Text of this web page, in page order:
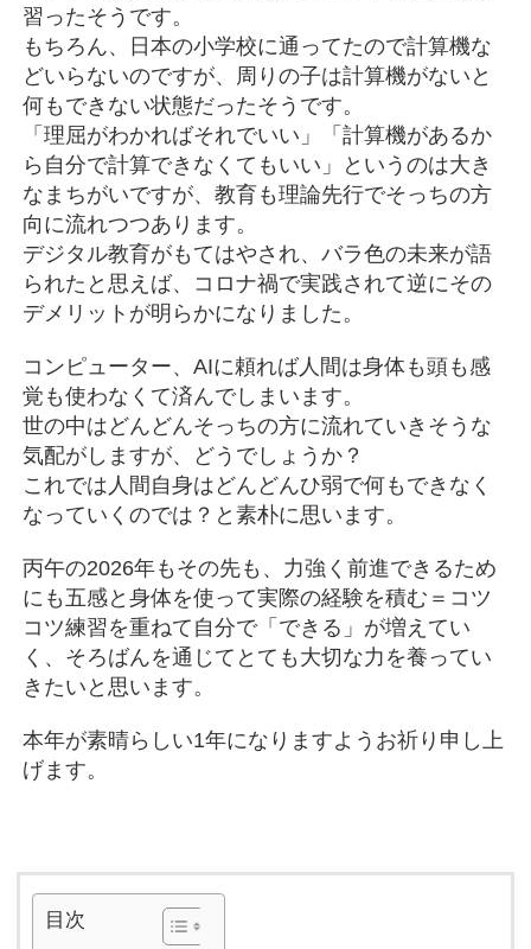
習ったそうです。
もちろん、日本の小学校に通ってたので計算機な
どいらないのですが、周りの子は計算機がないと
何もできない状態だったそうです。
「理屈がわかればそれでいい」「計算機があるか
ら自分で計算できなくてもいい」というのは大き
なまちがいですが、教育も理論先行でそっちの方
向に流れつつあります。
デジタル教育がもてはやされ、バラ色の未来が語
られたと思えば、コロナ禍で実践されて逆にその
デメリットが明らかになりました。
コンピューター、AIに頼れば人間は身体も頭も感
覚も使わなくて済んでしまいます。
世の中はどんどんそっちの方に流れていきそうな
気配がしますが、どうでしょうか？
これでは人間自身はどんどんひ弱で何もできなく
なっていくのでは？と素朴に思います。
丙午の2026年もその先も、力強く前進できるため
にも五感と身体を使って実際の経験を積む＝コツ
コツ練習を重ねて自分で「できる」が増えてい
く、そろばんを通じてとても大切な力を養ってい
きたいと思います。
本年が素晴らしい1年になりますようお祈り申し上
げます。
目次